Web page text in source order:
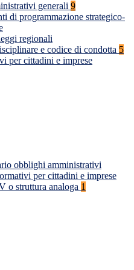
generali 9
di programmazione strategico-
regionali
e codice di condotta 5
per cittadini e imprese
obblighi amministrativi
per cittadini e imprese
o struttura analoga 1